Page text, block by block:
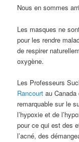
Nous en sommes
Les masques ne
pour les rendre
de respirer
oxygène.
Les Professeurs
Rancourt au
remarquable sur le
l’hypoxie et de
pour ce qui est des
l’acné, des